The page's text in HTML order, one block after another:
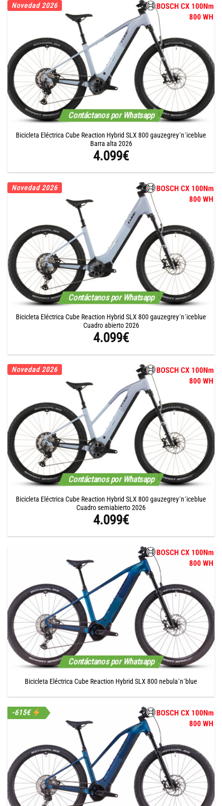
Contáctanos por Whatsapp
Novedad 2026
Bicicleta Eléctrica Cube Reaction Hybrid SLX 800 gauzegrey´n´iceblue
Barra alta 2026
4.099€
Contáctanos por Whatsapp
Novedad 2026
Bicicleta Eléctrica Cube Reaction Hybrid SLX 800 gauzegrey´n´iceblue
Cuadro abierto 2026
4.099€
Contáctanos por Whatsapp
Novedad 2026
Bicicleta Eléctrica Cube Reaction Hybrid SLX 800 gauzegrey´n´iceblue
Cuadro semiabierto 2026
4.099€
Contáctanos por Whatsapp
Bicicleta Eléctrica Cube Reaction Hybrid SLX 800 nebula´n´blue
-615€